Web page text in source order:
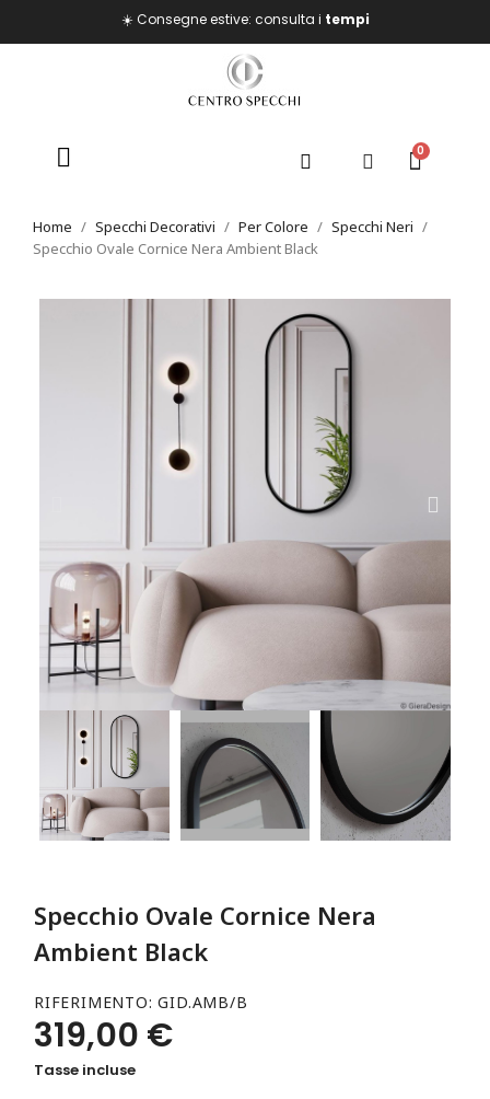
☀️ Consegne estive: consulta i tempi
Home Specchi Decorativi Per Colore
Specchi Neri
Specchio Ovale Cornice Nera Ambient Black
Specchio Ovale Cornice Nera
Ambient Black
RIFERIMENTO GID.AMB/B
319,00 €
Tasse incluse